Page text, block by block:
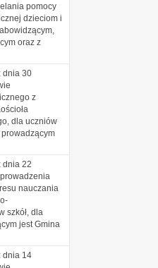
pomocy
dzieciom i
oraz z
dnia 30
z
dla uczniów
prowadzącym
dnia 22
nauczania
szkół, dla
jest Gmina
dnia 14